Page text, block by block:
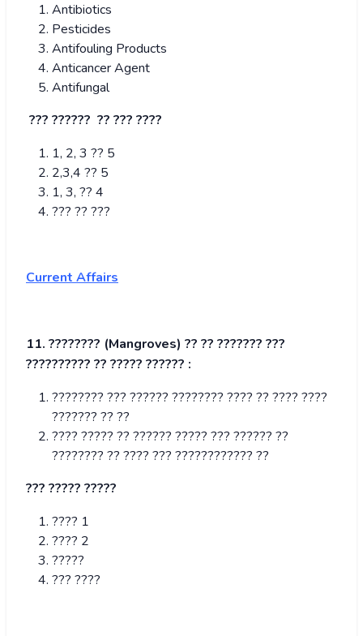
Antibiotics
Pesticides
Antifouling Products
Anticancer Agent
Antifungal
??? ?????? ?? ??? ????
1, 2, 3 ?? 5
2,3,4 ?? 5
1, 3, ?? 4
??? ?? ???
Current Affairs
11. ???????? (Mangroves) ?? ?? ??????? ???
?????????? ?? ????? ?????? :
???????? ??? ?????? ???????? ???? ?? ???? ????
??????? ?? ??
???? ????? ?? ?????? ????? ??? ?????? ??
???????? ?? ???? ??? ???????????? ??
??? ????? ?????
???? 1
???? 2
?????
??? ????